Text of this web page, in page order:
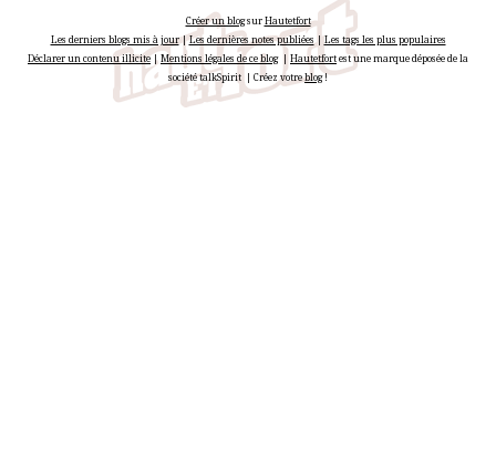
Créer un blogsurHautetfort
Les derniers blogs mis à jour|Les dernières notes publiées |Les tags les plus populaires
Déclarer un contenu illicite|Mentions légales de ce blog| Hautetfortest une marque déposée de la
société talkSpirit | Créez votreblog!